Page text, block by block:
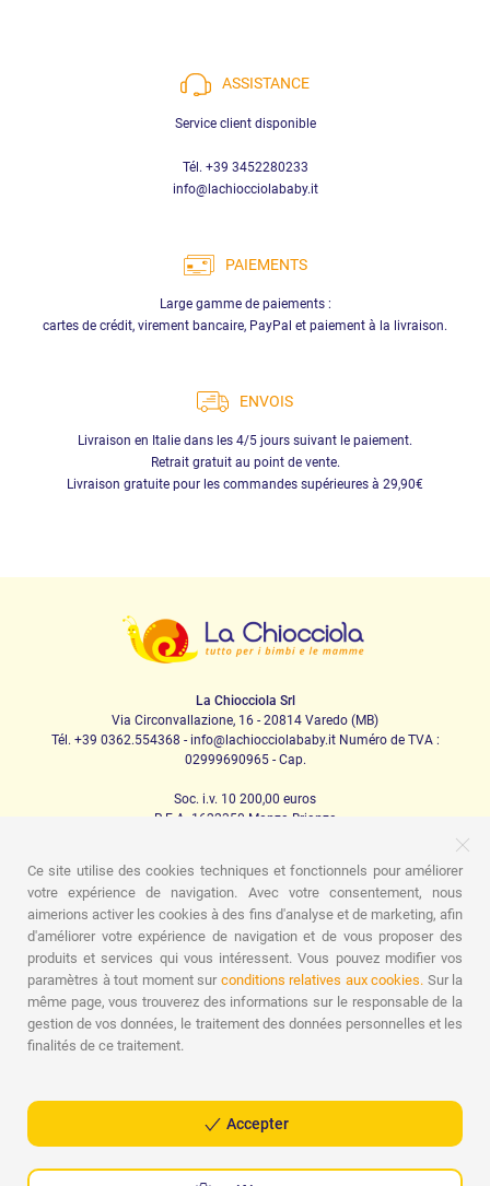
ASSISTANCE
Service client disponible
Tél. +39 3452280233
info@lachiocciolababy.it
PAIEMENTS
Large gamme de paiements :
cartes de crédit, virement bancaire, PayPal et paiement à la livraison.
ENVOIS
Livraison en Italie dans les 4/5 jours suivant le paiement.
Retrait gratuit au point de vente.
Livraison gratuite pour les commandes supérieures à 29,90€
La Chiocciola Srl
Via Circonvallazione, 16 - 20814 Varedo (MB)
Tél. +39 0362.554368 - info@lachiocciolababy.it Numéro de TVA :
02999690965 - Cap.
Soc. i.v. 10 200,00 euros
R.E.A. 1622350 Monza Brianza
PRODOTTI
Marche
Sièges d'auto La maison Repas
Berceuse
Hygiène
Maman et bébé Vêtements Jeu
Carte-
cadeau
Kit de kit pour bébé Idées cadeaux
Chambres
d'enfants
Promotions Promotions Marchi
Politique en matière de cookies
Ce site utilise des cookies techniques et fonctionnels pour améliorer
votre expérience de navigation. Avec votre consentement, nous
aimerions activer les cookies à des fins d'analyse et de marketing, afin
d'améliorer votre expérience de navigation et de vous proposer des
produits et services qui vous intéressent. Vous pouvez modifier vos
paramètres à tout moment sur conditions relatives aux cookies. Sur la
même page, vous trouverez des informations sur le responsable de la
gestion de vos données, le traitement des données personnelles et les
finalités de ce traitement.
Accepter